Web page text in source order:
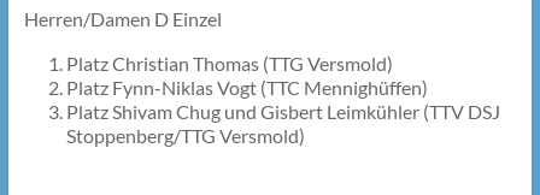
Herren/Damen D Einzel
Platz Christian Thomas (TTG Versmold)
Platz Fynn-Niklas Vogt (TTC Mennighüffen)
Platz Shivam Chug und Gisbert Leimkühler (TTV DSJ
Stoppenberg/TTG Versmold)